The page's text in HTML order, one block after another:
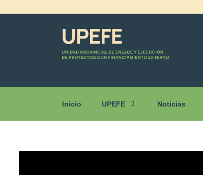
Inicio UPEFE Noticias